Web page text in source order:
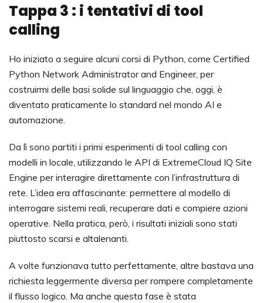
Tappa 3 : i tentativi di tool
calling
Ho iniziato a seguire alcuni corsi di Python, come Certified
Python Network Administrator and Engineer, per
costruirmi delle basi solide sul linguaggio che, oggi, è
diventato praticamente lo standard nel mondo AI e
automazione.
Da lì sono partiti i primi esperimenti di tool calling con
modelli in locale, utilizzando le API di ExtremeCloud IQ Site
Engine per interagire direttamente con l’infrastruttura di
rete. L’idea era affascinante: permettere al modello di
interrogare sistemi reali, recuperare dati e compiere azioni
operative. Nella pratica, però, i risultati iniziali sono stati
piuttosto scarsi e altalenanti.
A volte funzionava tutto perfettamente, altre bastava una
richiesta leggermente diversa per rompere completamente
il flusso logico. Ma anche questa fase è stata